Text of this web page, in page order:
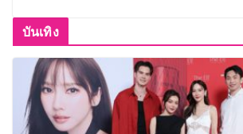
บันเทิง